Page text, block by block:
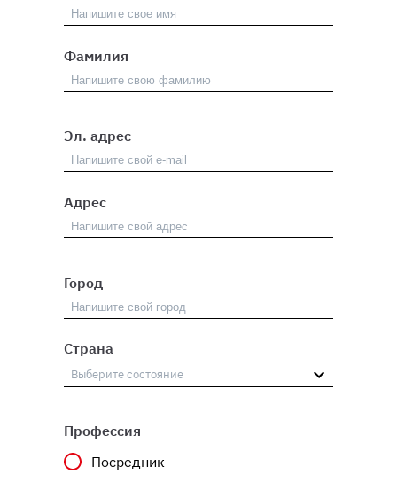
Фамилия
Эл. адрес
Адрес
Город
Страна
Профессия
Посредник